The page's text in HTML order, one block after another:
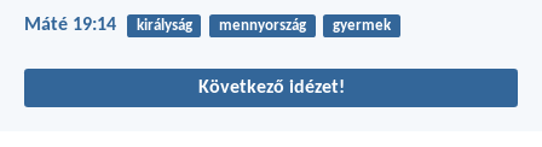
Máté 19:14 királyság mennyország gyermek
Következő idézet!